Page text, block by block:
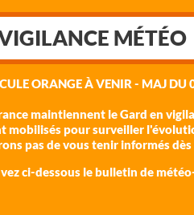
MÉTÉO
ORANGE À VENIR - MAJ
maintiennent le Gard en
mobilisés pour surveiller
pas de vous tenir informés dès
ci-dessous le bulletin de